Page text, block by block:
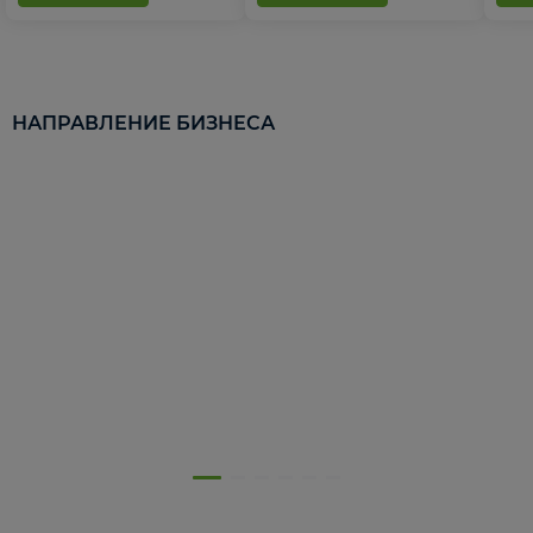
НАПРАВЛЕНИЕ БИЗНЕСА